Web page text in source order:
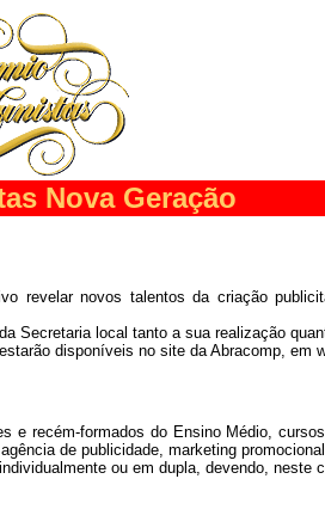
Nova Geração
revelar novos talentos da criação
Secretaria local tanto a sua realização
disponíveis no site da Abracomp, em
e recém-formados do Ensino Médio,
de publicidade, marketing
ou em dupla, devendo, neste